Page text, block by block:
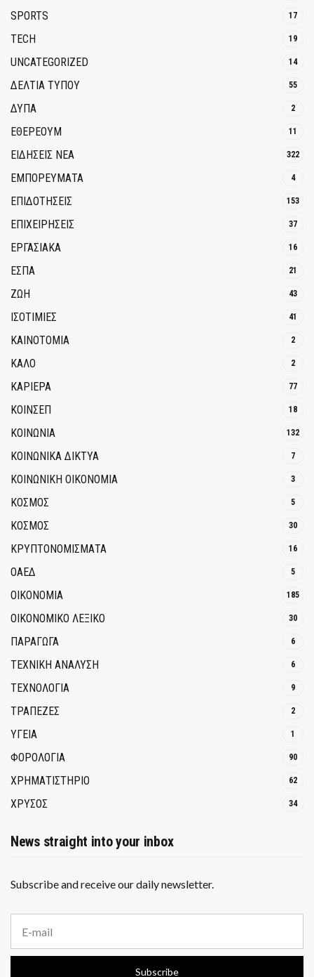
SPORTS 17
TECH 19
UNCATEGORIZED 14
ΔΕΛΤΙΑ ΤΥΠΟΥ 55
ΔΥΠΑ 2
ΕΘΈΡΕΟΥΜ 11
ΕΙΔΗΣΕΙΣ ΝΕΑ 322
ΕΜΠΟΡΕΥΜΑΤΑ 4
ΕΠΙΔΟΤΗΣΕΙΣ 153
ΕΠΙΧΕΙΡΗΣΕΙΣ 37
ΕΡΓΑΣΙΑΚΑ 16
ΕΣΠΑ 21
ΖΩΗ 43
ΙΣΟΤΙΜΙΕΣ 41
ΚΑΙΝΟΤΟΜΊΑ 2
ΚΑΛΟ 2
ΚΑΡΙΕΡΑ 77
ΚΟΙΝΣΕΠ 18
ΚΟΙΝΩΝΙΑ 132
ΚΟΙΝΩΝΙΚΆ ΔΊΚΤΥΑ 7
ΚΟΙΝΩΝΙΚΉ ΟΙΚΟΝΟΜΊΑ 3
ΚΟΣΜΟΣ 5
ΚΟΣΜΟΣ 30
ΚΡΥΠΤΟΝΟΜΊΣΜΑΤΑ 16
ΟΑΕΔ 5
ΟΙΚΟΝΟΜΙΑ 185
ΟΙΚΟΝΟΜΙΚΟ ΛΕΞΙΚΟ 30
ΠΑΡΑΓΩΓΑ 6
ΤΕΧΝΙΚΗ ΑΝΑΛΥΣΗ 6
ΤΕΧΝΟΛΟΓΙΑ 9
ΤΡΆΠΕΖΕΣ 2
ΥΓΕΙΑ 1
ΦΟΡΟΛΟΓΙΑ 90
ΧΡΗΜΑΤΙΣΤΗΡΙΟ 62
ΧΡΥΣΟΣ 34
News straight into your inbox
Subscribe and receive our daily newsletter.
a
i
Subscribe